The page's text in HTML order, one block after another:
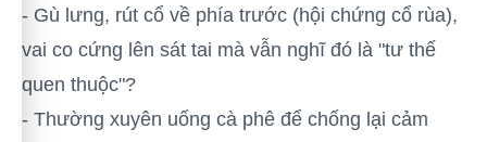
- Gù lưng, rút cổ về phía trước (hội chứng cổ rùa),
vai co cứng lên sát tai mà vẫn nghĩ đó là "tư thế
quen thuộc"?
- Thường xuyên uống cà phê để chống lại cảm